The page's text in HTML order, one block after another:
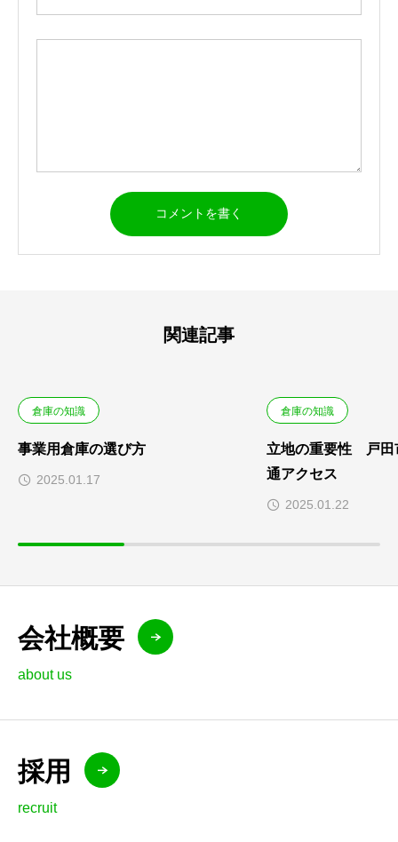
関連記事
倉庫の知識
事業用倉庫の選び方
2025.01.17
倉庫の知識
立地の重要性 戸田
通アクセス
2025.01.22
会社概要
about us
採用
recruit